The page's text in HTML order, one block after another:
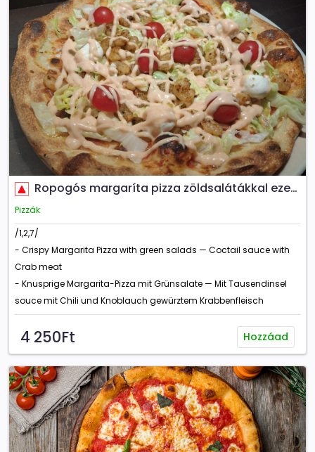
Ropogós margaríta pizza zöldsalátákkal ezersziget koktél szósszal - fokhagymás chilis rákhússal
Pizzák
/1,2,7/
- Crispy Margarita Pizza with green salads — Coctail sauce with
Crab meat
- Knusprige Margarita-Pizza mit Grünsalate — Mit Tausendinsel
souce mit Chili und Knoblauch gewürztem Krabbenfleisch
4 250Ft Hozzáad